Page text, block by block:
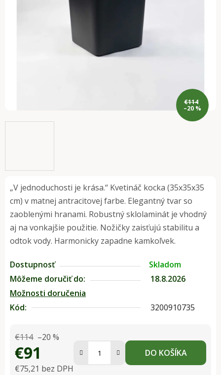
„V jednoduchosti je krása.“ Kvetináč kocka (35x35x35
cm) v matnej antracitovej farbe. Elegantný tvar so
zaoblenými hranami. Robustný sklolaminát je vhodný
aj na vonkajšie použitie. Nožičky zaisťujú stabilitu a
odtok vody. Harmonicky zapadne kamkoľvek.
Dostupnosť
Skladom
Môžeme doručiť do:
18.8.2026
Možnosti doručenia
Kód:
3200910735
€114 –20 %
€91
€75,21 bez DPH
DO KOŠÍKA
€114
–20 %